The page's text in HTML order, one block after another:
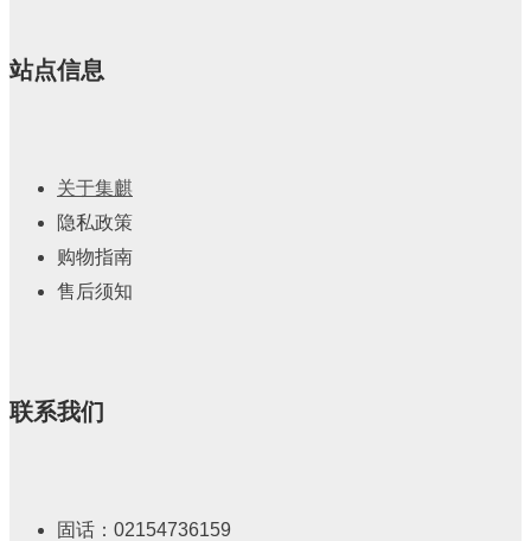
站点信息
关于集麒
隐私政策
购物指南
售后须知
联系我们
固话：02154736159